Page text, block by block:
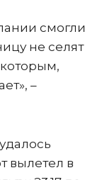
смогли
не селят
–
вылетел в